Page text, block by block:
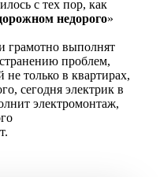
с тех пор, как
недорого»
грамотно выполнят
проблем,
не только в квартирах,
сегодня электрик в
электромонтаж,